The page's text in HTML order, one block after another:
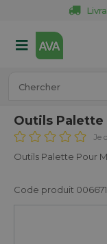
Outils Palette
Je
Outils Palette Pour
Code produit